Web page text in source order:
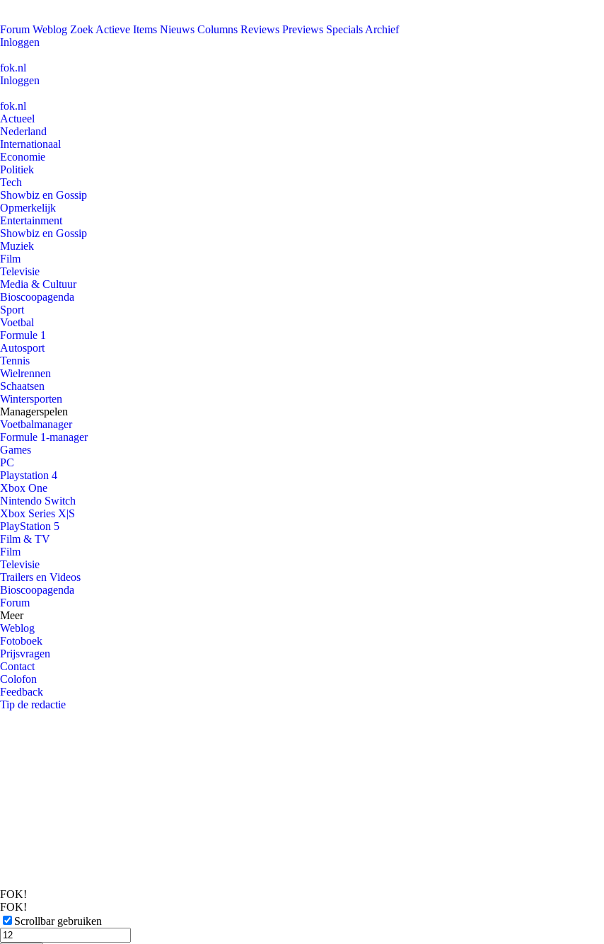
Forum Weblog Zoek Actieve Items Nieuws Columns Reviews Previews Specials Archief
Inloggen
fok.nl
Inloggen
fok.nl
Actueel
Nederland
Internationaal
Economie
Politiek
Tech
Showbiz en Gossip
Opmerkelijk
Entertainment
Showbiz en Gossip
Muziek
Film
Televisie
Media & Cultuur
Bioscoopagenda
Sport
Voetbal
Formule 1
Autosport
Tennis
Wielrennen
Schaatsen
Wintersporten
Managerspelen
Voetbalmanager
Formule 1-manager
Games
PC
Playstation 4
Xbox One
Nintendo Switch
Xbox Series X|S
PlayStation 5
Film & TV
Film
Televisie
Trailers en Videos
Bioscoopagenda
Forum
Meer
Weblog
Fotoboek
Prijsvragen
Contact
Colofon
Feedback
Tip de redactie
FOK!
FOK!
Scrollbar gebruiken